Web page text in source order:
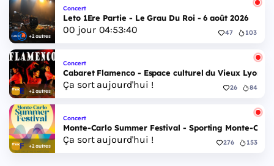
+2 autres
Concert
Leto 1Ere Partie - Le Grau Du Roi - 6 août 2026
00 jour 04:53:40 47 103
+2 autres
Concert
Cabaret Flamenco - Espace culturel du Vieux Lyon -
Ça sort aujourd'hui ! 26 84
+2 autres
Concert
Monte-Carlo Summer Festival - Sporting Monte-
Ça sort aujourd'hui ! 276 153